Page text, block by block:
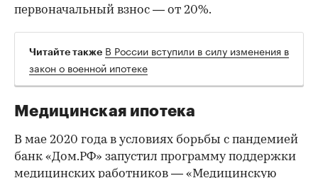
первоначальный взнос — от 20%.
Читайте также В России вступили в силу изменения в
закон о военной ипотеке
Медицинская ипотека
В мае 2020 года в условиях борьбы с пандемией
банк «Дом.РФ» запустил программу поддержки
медицинских работников — «Медицинскую